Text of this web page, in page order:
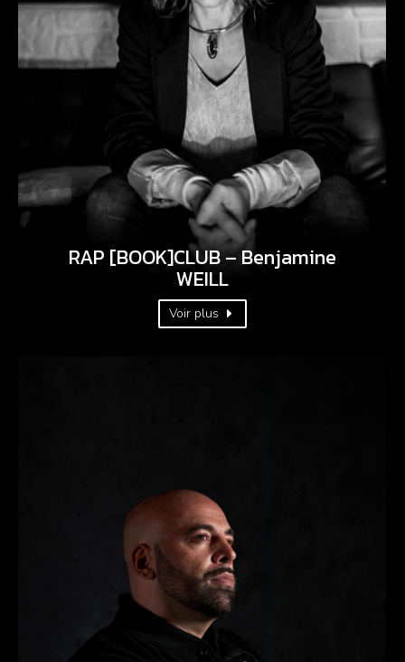
RAP [BOOK]CLUB – Benjamine
WEILL
Voir plus